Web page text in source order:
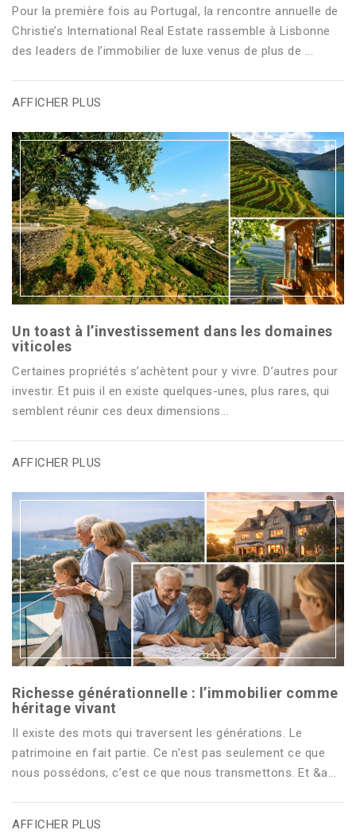
Pour la première fois au Portugal, la rencontre annuelle de
Christie’s International Real Estate rassemble à Lisbonne
des leaders de l’immobilier de luxe venus de plus de ...
AFFICHER PLUS
Un toast à l’investissement dans les domaines
viticoles
Certaines propriétés s’achètent pour y vivre. D’autres pour
investir. Et puis il en existe quelques-unes, plus rares, qui
semblent réunir ces deux dimensions...
AFFICHER PLUS
Richesse générationnelle : l’immobilier comme
héritage vivant
Il existe des mots qui traversent les générations. Le
patrimoine en fait partie. Ce n’est pas seulement ce que
nous possédons, c’est ce que nous transmettons. Et &a...
AFFICHER PLUS